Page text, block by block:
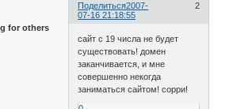
Поделиться 2
2007-
07-16 21:18:55
for others
сайт с 19 числа не будет
существовать! домен
заканчивается, и мне
совершенно некогда
заниматься сайтом! сорри!